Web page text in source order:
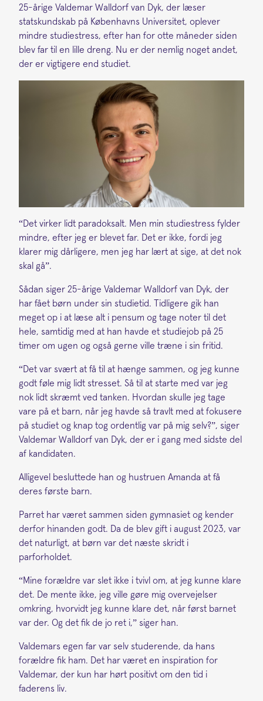
25-årige Valdemar Walldorf van Dyk, der læser
statskundskab på Københavns Universitet, oplever
mindre studiestress, efter han for otte måneder siden
blev far til en lille dreng. Nu er der nemlig noget andet,
der er vigtigere end studiet.
“Det virker lidt paradoksalt. Men min studiestress fylder
mindre, efter jeg er blevet far. Det er ikke, fordi jeg
klarer mig dårligere, men jeg har lært at sige, at det nok
skal gå”.
Sådan siger 25-årige Valdemar Walldorf van Dyk, der
har fået børn under sin studietid. Tidligere gik han
meget op i at læse alt i pensum og tage noter til det
hele, samtidig med at han havde et studiejob på 25
timer om ugen og også gerne ville træne i sin fritid.
“Det var svært at få til at hænge sammen, og jeg kunne
godt føle mig lidt stresset. Så til at starte med var jeg
nok lidt skræmt ved tanken. Hvordan skulle jeg tage
vare på et barn, når jeg havde så travlt med at fokusere
på studiet og knap tog ordentlig var på mig selv?”, siger
Valdemar Walldorf van Dyk, der er i gang med sidste del
af kandidaten.
Alligevel besluttede han og hustruen Amanda at få
deres første barn.
Parret har været sammen siden gymnasiet og kender
derfor hinanden godt. Da de blev gift i august 2023, var
det naturligt, at børn var det næste skridt i
parforholdet.
“Mine forældre var slet ikke i tvivl om, at jeg kunne klare
det. De mente ikke, jeg ville gøre mig overvejelser
omkring, hvorvidt jeg kunne klare det, når først barnet
var der. Og det fik de jo ret i,” siger han.
Valdemars egen far var selv studerende, da hans
forældre fik ham. Det har været en inspiration for
Valdemar, der kun har hørt positivt om den tid i
faderens liv.